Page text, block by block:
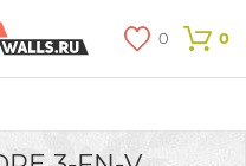
0 0